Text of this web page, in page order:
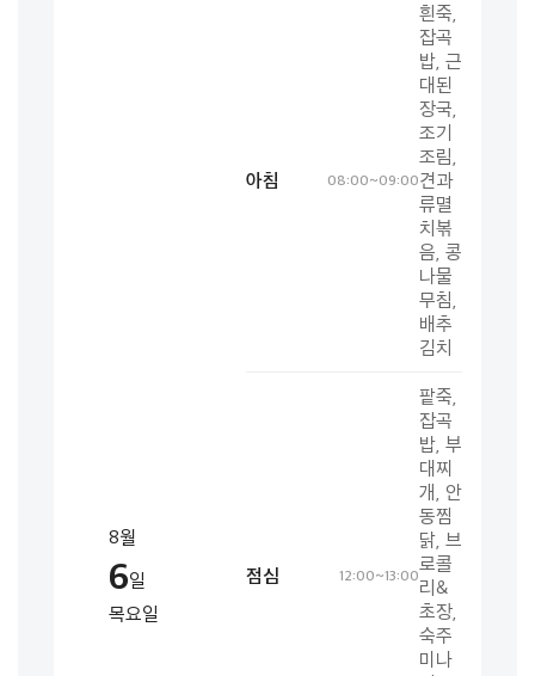
8월
6일
목요일
아침 08:00~09:00
흰죽,
잡곡
밥, 근
대된
장국,
조기
조림,
견과
류멸
치볶
음, 콩
나물
무침,
배추
김치
점심 12:00~13:00
팥죽,
잡곡
밥, 부
대찌
개, 안
동찜
닭, 브
로콜
리&
초장,
숙주
미나